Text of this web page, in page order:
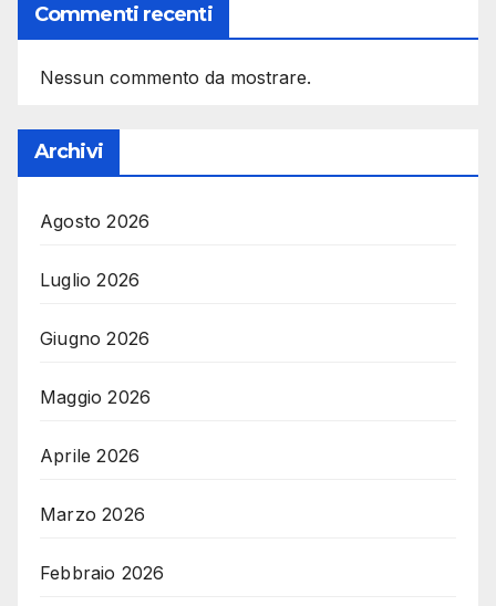
Commenti recenti
Nessun commento da mostrare.
Archivi
Agosto 2026
Luglio 2026
Giugno 2026
Maggio 2026
Aprile 2026
Marzo 2026
Febbraio 2026